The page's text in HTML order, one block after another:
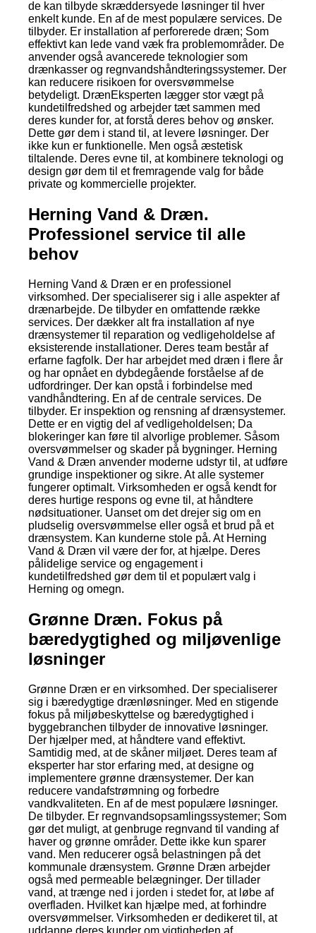
de kan tilbyde skræddersyede løsninger til hver
enkelt kunde. En af de mest populære services. De
tilbyder. Er installation af perforerede dræn; Som
effektivt kan lede vand væk fra problemområder. De
anvender også avancerede teknologier som
drænkasser og regnvandshåndteringssystemer. Der
kan reducere risikoen for oversvømmelse
betydeligt. DrænEksperten lægger stor vægt på
kundetilfredshed og arbejder tæt sammen med
deres kunder for, at forstå deres behov og ønsker.
Dette gør dem i stand til, at levere løsninger. Der
ikke kun er funktionelle. Men også æstetisk
tiltalende. Deres evne til, at kombinere teknologi og
design gør dem til et fremragende valg for både
private og kommercielle projekter.
Herning Vand & Dræn.
Professionel service til alle
behov
Herning Vand & Dræn er en professionel
virksomhed. Der specialiserer sig i alle aspekter af
drænarbejde. De tilbyder en omfattende række
services. Der dækker alt fra installation af nye
drænsystemer til reparation og vedligeholdelse af
eksisterende installationer. Deres team består af
erfarne fagfolk. Der har arbejdet med dræn i flere år
og har opnået en dybdegående forståelse af de
udfordringer. Der kan opstå i forbindelse med
vandhåndtering. En af de centrale services. De
tilbyder. Er inspektion og rensning af drænsystemer.
Dette er en vigtig del af vedligeholdelsen; Da
blokeringer kan føre til alvorlige problemer. Såsom
oversvømmelser og skader på bygninger. Herning
Vand & Dræn anvender moderne udstyr til, at udføre
grundige inspektioner og sikre. At alle systemer
fungerer optimalt. Virksomheden er også kendt for
deres hurtige respons og evne til, at håndtere
nødsituationer. Uanset om det drejer sig om en
pludselig oversvømmelse eller også et brud på et
drænsystem. Kan kunderne stole på. At Herning
Vand & Dræn vil være der for, at hjælpe. Deres
pålidelige service og engagement i
kundetilfredshed gør dem til et populært valg i
Herning og omegn.
Grønne Dræn. Fokus på
bæredygtighed og miljøvenlige
løsninger
Grønne Dræn er en virksomhed. Der specialiserer
sig i bæredygtige drænløsninger. Med en stigende
fokus på miljøbeskyttelse og bæredygtighed i
byggebranchen tilbyder de innovative løsninger.
Der hjælper med, at håndtere vand effektivt.
Samtidig med, at de skåner miljøet. Deres team af
eksperter har stor erfaring med, at designe og
implementere grønne drænsystemer. Der kan
reducere vandafstrømning og forbedre
vandkvaliteten. En af de mest populære løsninger.
De tilbyder. Er regnvandsopsamlingssystemer; Som
gør det muligt, at genbruge regnvand til vanding af
haver og grønne områder. Dette ikke kun sparer
vand. Men reducerer også belastningen på det
kommunale drænsystem. Grønne Dræn arbejder
også med permeable belægninger. Der tillader
vand, at trænge ned i jorden i stedet for, at løbe af
overfladen. Hvilket kan hjælpe med, at forhindre
oversvømmelser. Virksomheden er dedikeret til, at
uddanne deres kunder om vigtigheden af